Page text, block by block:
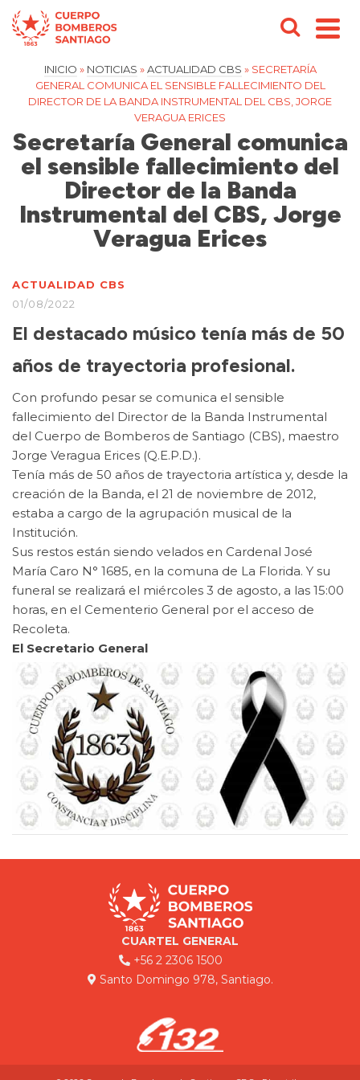
INICIO » NOTICIAS » ACTUALIDAD CBS » SECRETARÍA
GENERAL COMUNICA EL SENSIBLE FALLECIMIENTO DEL
DIRECTOR DE LA BANDA INSTRUMENTAL DEL CBS, JORGE
VERAGUA ERICES
Secretaría General comunica
el sensible fallecimiento del
Director de la Banda
Instrumental del CBS, Jorge
Veragua Erices
ACTUALIDAD CBS
01/08/2022
El destacado músico tenía más de 50
años de trayectoria profesional.
Con profundo pesar se comunica el sensible
fallecimiento del Director de la Banda Instrumental
del Cuerpo de Bomberos de Santiago (CBS), maestro
Jorge Veragua Erices (Q.E.P.D.).
Tenía más de 50 años de trayectoria artística y, desde la
creación de la Banda, el 21 de noviembre de 2012,
estaba a cargo de la agrupación musical de la
Institución.
Sus restos están siendo velados en Cardenal José
María Caro N° 1685, en la comuna de La Florida. Y su
funeral se realizará el miércoles 3 de agosto, a las 15:00
horas, en el Cementerio General por el acceso de
Recoleta.
El Secretario General
CUARTEL GENERAL
+56 2 2306 1500
Santo Domingo 978, Santiago.